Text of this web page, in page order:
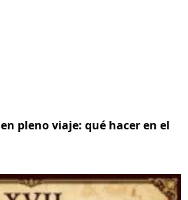
pleno viaje: qué hacer en el